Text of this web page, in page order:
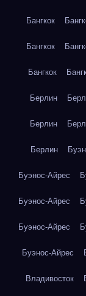
Бангкок
Бангкок
Бангкок
Берлин
Берлин
Берлин
Буэнос-Айрес
Буэнос-Айрес
Буэнос-Айрес
Буэнос-Айрес
Владивосток